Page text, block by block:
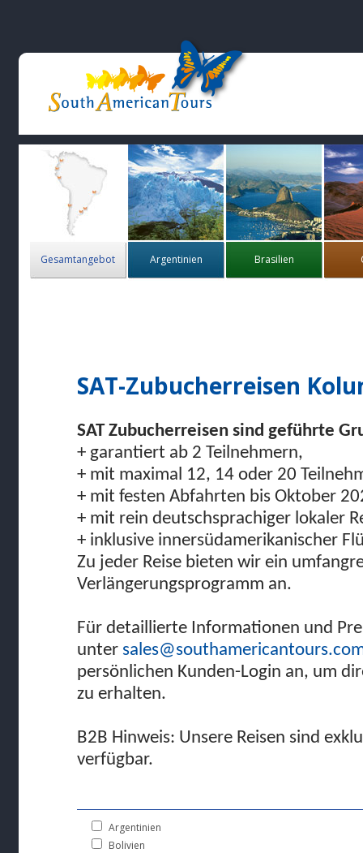
Gesamtangebot Argentinien Brasilien
SAT-Zubucherreisen
SAT Zubucherreisen sind geführte
+ garantiert ab 2 Teilnehmern,
+ mit maximal 12, 14 oder 20
+ mit festen Abfahrten bis Oktober
+ mit rein deutschsprachiger lokaler
+ inklusive innersüdamerikanischer
Zu jeder Reise bieten wir ein
Verlängerungsprogramm an.
Für detaillierte Informationen und
unter
persönlichen Kunden-Login an, um
zu erhalten.
B2B Hinweis: Unsere Reisen sind
verfügbar.
Argentinien
Bolivien